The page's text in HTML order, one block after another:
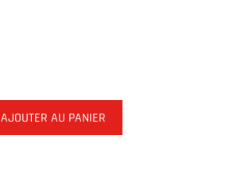
AJOUTER AU PANIER